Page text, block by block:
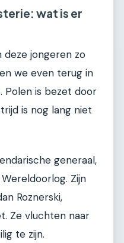
wat is er
jongeren zo
we even terug in
Polen is bezet door
is nog lang niet
generaal,
Zijn
Roznerski,
Ze vluchten naar
te zijn.